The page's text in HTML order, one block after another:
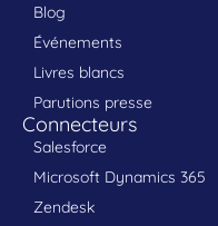
Blog
Événements
Livres blancs
Parutions presse
Connecteurs
Salesforce
Microsoft Dynamics 365
Zendesk